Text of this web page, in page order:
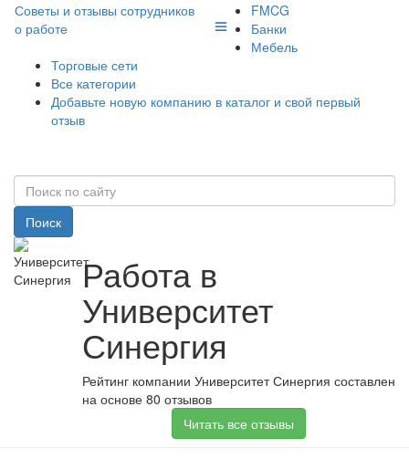
Советы и отзывы сотрудников
о работе
FMCG
Банки
Мебель
Торговые сети
Все категории
Добавьте новую компанию в каталог и свой первый
отзыв
Поиск
Работа в
Университет
Синергия
Рейтинг компании Университет Синергия составлен
на основе 80 отзывов
Читать все отзывы